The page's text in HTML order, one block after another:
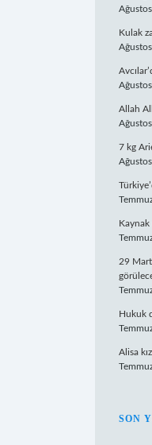
Kulak
Allah
7 kg
Kaynak
29
Hukuk
Alisa
SON